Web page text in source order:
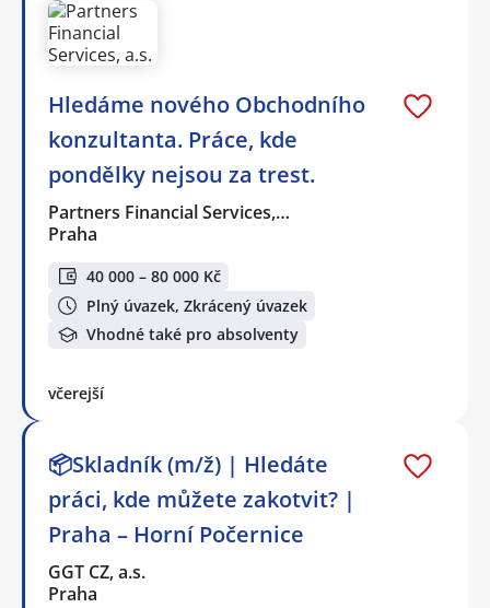
Hledáme nového Obchodního
konzultanta. Práce, kde
pondělky nejsou za trest.
Partners Financial Services,…
Praha
40 000 – 80 000 Kč
Plný úvazek, Zkrácený úvazek
Vhodné také pro absolventy
včerejší
📦Skladník (m/ž) | Hledáte
práci, kde můžete zakotvit? |
Praha – Horní Počernice
GGT CZ, a.s.
Praha